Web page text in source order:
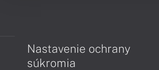
Nastavenie ochrany
súkromia